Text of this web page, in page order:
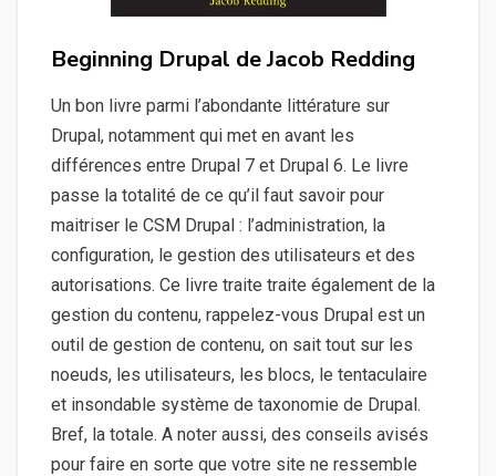
Beginning Drupal de Jacob Redding
Un bon livre parmi l’abondante littérature sur
Drupal, notamment qui met en avant les
différences entre Drupal 7 et Drupal 6. Le livre
passe la totalité de ce qu’il faut savoir pour
maitriser le CSM Drupal : l’administration, la
configuration, le gestion des utilisateurs et des
autorisations. Ce livre traite traite également de la
gestion du contenu, rappelez-vous Drupal est un
outil de gestion de contenu, on sait tout sur les
noeuds, les utilisateurs, les blocs, le tentaculaire
et insondable système de taxonomie de Drupal.
Bref, la totale. A noter aussi, des conseils avisés
pour faire en sorte que votre site ne ressemble